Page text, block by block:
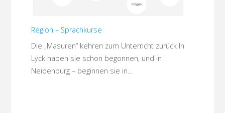
Region – Sprachkurse
Die „Masuren“ kehren zum Unterricht zurück In
Lyck haben sie schon begonnen, und in
Neidenburg – beginnen sie in…